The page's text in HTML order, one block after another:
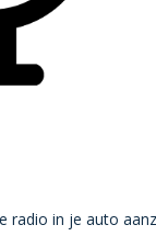
radio in je auto